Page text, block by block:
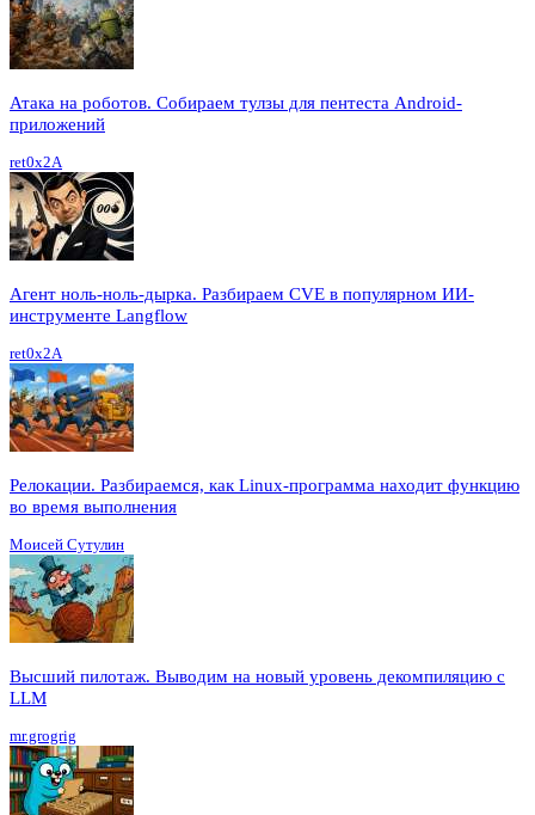
Атака на роботов. Собираем тулзы для пентеста Android-
приложений
ret0x2A
Агент ноль-ноль-дырка. Разбираем CVE в популярном ИИ-
инструменте Langflow
ret0x2A
Релокации. Разбираемся, как Linux-программа находит функцию
во время выполнения
Моисей Сутулин
Высший пилотаж. Выводим на новый уровень декомпиляцию с
LLM
mr.grogrig